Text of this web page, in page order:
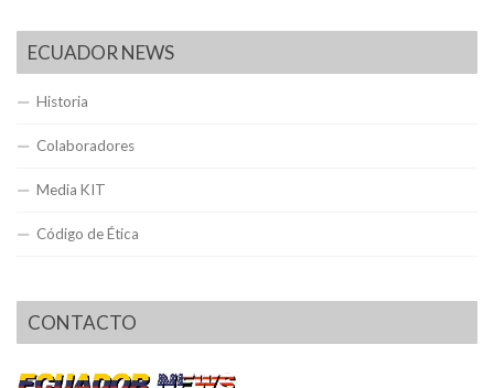
ECUADOR NEWS
Historia
Colaboradores
Media KIT
Código de Ética
CONTACTO